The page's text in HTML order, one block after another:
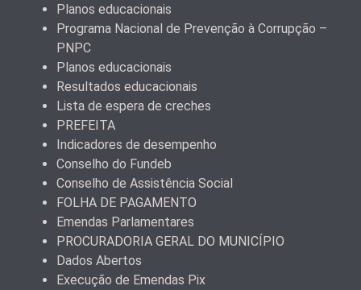
Planos educacionais
Programa Nacional de Prevenção à Corrupção –
PNPC
Planos educacionais
Resultados educacionais
Lista de espera de creches
PREFEITA
Indicadores de desempenho
Conselho do Fundeb
Conselho de Assistência Social
FOLHA DE PAGAMENTO
Emendas Parlamentares
PROCURADORIA GERAL DO MUNICÍPIO
Dados Abertos
Execução de Emendas Pix